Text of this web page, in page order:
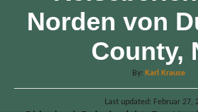
Norden von
County,
By: A
u
t
Karl Krause
PLast updated: Februar 27,